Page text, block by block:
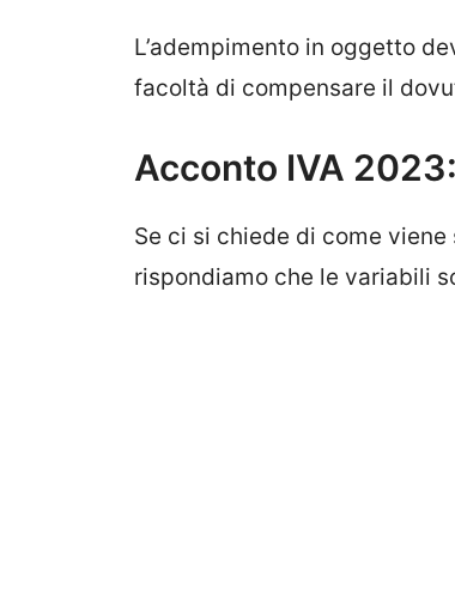
L’adempimento in oggetto
facoltà di compensare il
Acconto IVA
Se ci si chiede di come viene
rispondiamo che le variabili